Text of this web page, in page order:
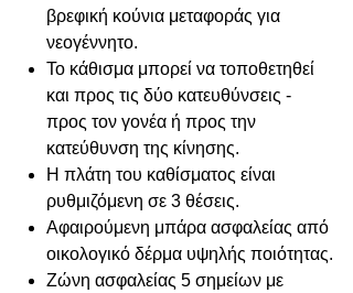
βρεφική κούνια μεταφοράς για
νεογέννητο.
Το κάθισμα μπορεί να τοποθετηθεί
και προς τις δύο κατευθύνσεις -
προς τον γονέα ή προς την
κατεύθυνση της κίνησης.
Η πλάτη του καθίσματος είναι
ρυθμιζόμενη σε 3 θέσεις.
Αφαιρούμενη μπάρα ασφαλείας από
οικολογικό δέρμα υψηλής ποιότητας.
Ζώνη ασφαλείας 5 σημείων με